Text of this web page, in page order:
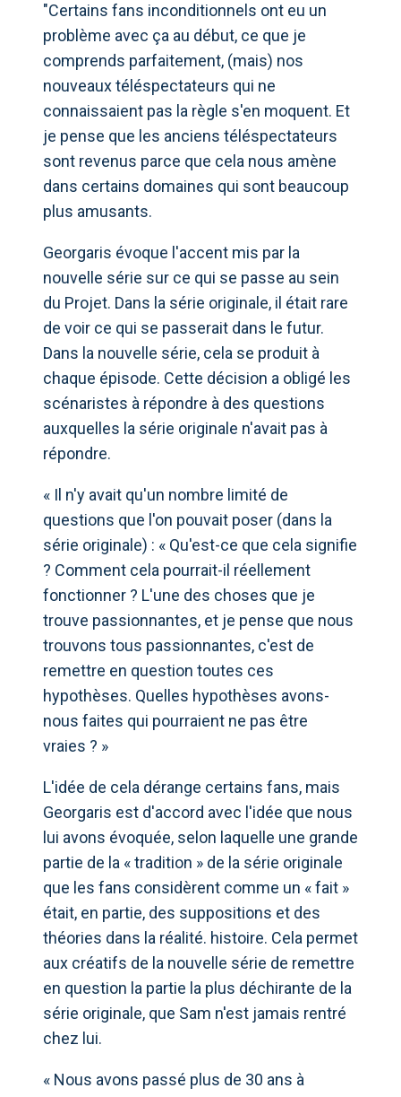
"Certains fans inconditionnels ont eu un
problème avec ça au début, ce que je
comprends parfaitement, (mais) nos
nouveaux téléspectateurs qui ne
connaissaient pas la règle s'en moquent. Et
je pense que les anciens téléspectateurs
sont revenus parce que cela nous amène
dans certains domaines qui sont beaucoup
plus amusants.
Georgaris évoque l'accent mis par la
nouvelle série sur ce qui se passe au sein
du Projet. Dans la série originale, il était rare
de voir ce qui se passerait dans le futur.
Dans la nouvelle série, cela se produit à
chaque épisode. Cette décision a obligé les
scénaristes à répondre à des questions
auxquelles la série originale n'avait pas à
répondre.
« Il n'y avait qu'un nombre limité de
questions que l'on pouvait poser (dans la
série originale) : « Qu'est-ce que cela signifie
? Comment cela pourrait-il réellement
fonctionner ? L'une des choses que je
trouve passionnantes, et je pense que nous
trouvons tous passionnantes, c'est de
remettre en question toutes ces
hypothèses. Quelles hypothèses avons-
nous faites qui pourraient ne pas être
vraies ? »
L'idée de cela dérange certains fans, mais
Georgaris est d'accord avec l'idée que nous
lui avons évoquée, selon laquelle une grande
partie de la « tradition » de la série originale
que les fans considèrent comme un « fait »
était, en partie, des suppositions et des
théories dans la réalité. histoire. Cela permet
aux créatifs de la nouvelle série de remettre
en question la partie la plus déchirante de la
série originale, que Sam n'est jamais rentré
chez lui.
« Nous avons passé plus de 30 ans à